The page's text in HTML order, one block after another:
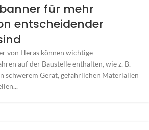
für mehr
entscheidender
von Heras können wichtige
auf der Baustelle enthalten, wie z. B.
schwerem Gerät, gefährlichen Materialien